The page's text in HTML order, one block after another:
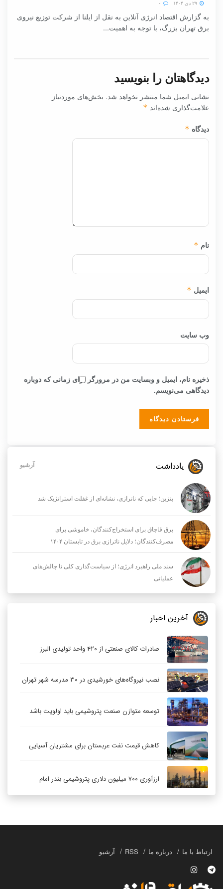
به گزارش اقتصاد انرژی آنلاین به نقل از ایلنا از شرکت توزیع نیروی
برق تهران بزرگ، با توجه به اهمیت...
دیدگاهتان را بنویسید
نشانی ایمیل شما منتشر نخواهد شد. بخش‌های موردنیاز
علامت‌گذاری شده‌اند *
دیدگاه *
نام *
ایمیل *
وب‌ سایت
ذخیره نام، ایمیل و وبسایت من در مرورگر برای زمانی که دوباره
دیدگاهی می‌نویسم.
یادداشت آرشیو
بنزین؛ جایی که ناترازی، نشانه‌ای از غفلت استراتژیک شد
برق قاچاق برای استخراج‌کنندگان، خاموشی برای
مصرف‌کنندگان؛ دلایل ناترازی برق در تابستان ۱۴۰۴
سند ملی راهبرد انرژی؛ از سیاست‌گذاری کلی تا چالش‌های
عملیاتی
آخرین اخبار
صادرات کالای صنعتی از ۴۲۰ واحد تولیدی البرز
نصب نیروگاه‌های خورشیدی در ۳۰ مدرسه شهر تهران
توسعه متوازن صنعت پتروشیمی باید اولویت باشد
کاهش قیمت نفت عربستان برای مشتریان آسیایی
ارزآوری ۷۰۰ میلیون دلاری پتروشیمی بندر امام
ارتباط با ما درباره ما RSS آرشیو